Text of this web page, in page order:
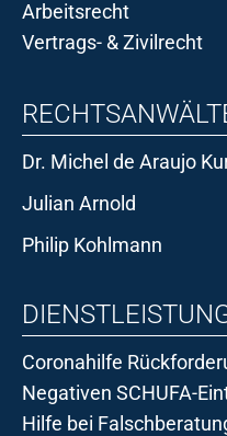
Arbeitsrecht
Vertrags- & Zivilrecht
Dr. Michel de Araujo
Julian Arnold
Philip Kohlmann
Coronahilfe
Negativen SCHUFA-
Hilfe bei